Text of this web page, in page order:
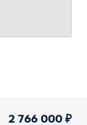
2 766 000 ₽